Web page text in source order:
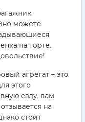
можете
на торте.
агрегат – это
этого
езду, вам
на
стоит